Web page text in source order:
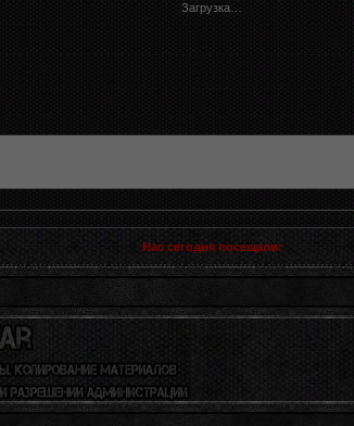
Загрузка…
Нас сегодня посещали: